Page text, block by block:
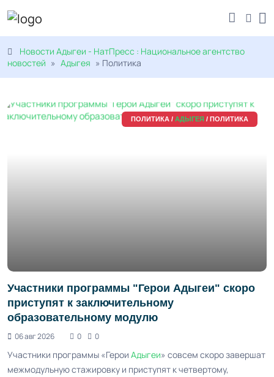
Новости Адыгеи - НатПресс : Национальное агентство
новостей » Адыгея » Политика
ПОЛИТИКА / АДЫГЕЯ / ПОЛИТИКА
Участники программы "Герои Адыгеи" скоро
приступят к заключительному
образовательному модулю
06 авг 2026 0 0
Участники программы «Герои Адыгеи» совсем скоро завершат
межмодульную стажировку и приступят к четвертому,